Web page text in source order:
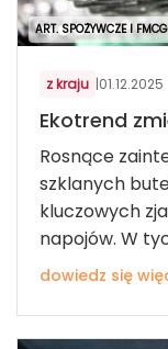
ART. SPOŻYWCZE I FMCG
z kraju |01.12.2025
Ekotrend
Rosnące
szklanych
kluczowych
napojów. W
dowiedz się